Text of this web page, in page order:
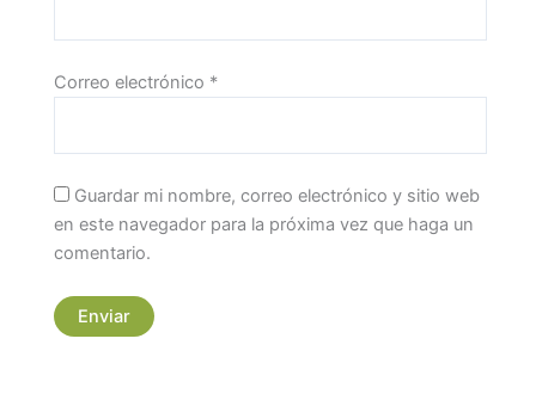
Correo electrónico *
Guardar mi nombre, correo electrónico y sitio web
en este navegador para la próxima vez que haga un
comentario.